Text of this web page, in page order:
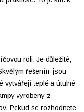
roli. Je důležité,
řešením jsou
vytvářejí teplé a útulné
vyrobeny z
Pokud se rozhodnete